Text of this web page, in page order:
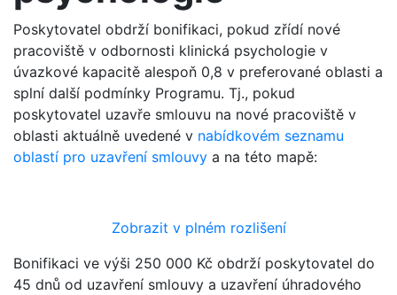
Poskytovatel obdrží bonifikaci, pokud zřídí nové
pracoviště v odbornosti klinická psychologie v
úvazkové kapacitě alespoň 0,8 v preferované oblasti a
splní další podmínky Programu. Tj., pokud
poskytovatel uzavře smlouvu na nové pracoviště v
oblasti aktuálně uvedené v nabídkovém seznamu
oblastí pro uzavření smlouvy a na této mapě:
Zobrazit v plném rozlišení
Bonifikaci ve výši 250 000 Kč obdrží poskytovatel do
45 dnů od uzavření smlouvy a uzavření úhradového